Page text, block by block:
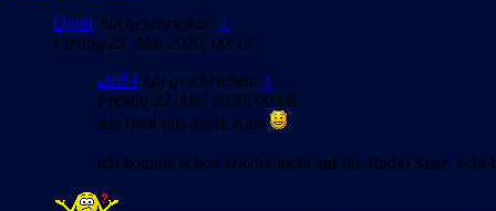
Ognirhat geschrieben: ↑
Freitag 22. Mai 2020, 00:18
stei54 hat geschrieben: ↑
Freitag 22. Mai 2020, 00:08
das freut uns auch, Kate
ich komme schon wieder nicht auf die Radio Seite, echt